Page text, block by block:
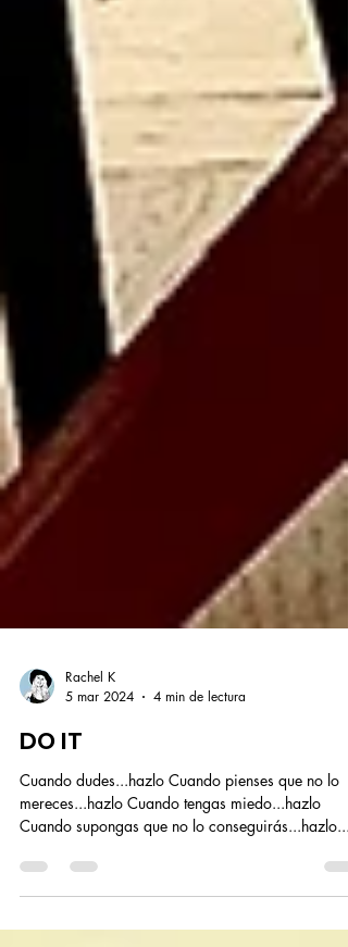
Rachel K
5 mar 2024
DO IT
Cuando dudes...hazlo Cuando pienses que no lo
mereces...hazlo Cuando tengas miedo...hazlo